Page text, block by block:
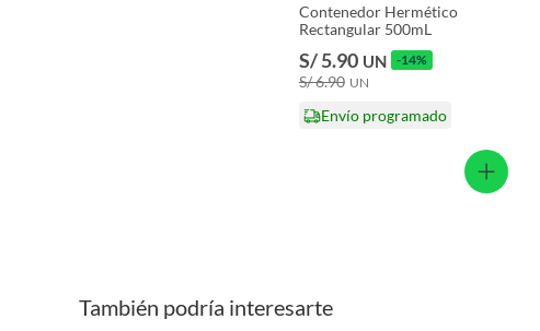
Contenedor Hermético
Rectangular 500mL
S/ 5.90 UN -14%
S/ 6.90 UN
Envío programado
También podría interesarte